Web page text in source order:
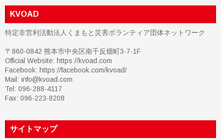
KVOAD
特定非営利活動法人くまもと災害ボランティア団体ネットワーク
〒860-0842 熊本市中央区南千反畑町3-7-1F
Official Website: https://kvoad.com
Facebook: https://facebook.com/kvoad/
Mail: info@kvoad.com
Tel: 096-288-4117
Fax: 096-223-8208
サイトマップ